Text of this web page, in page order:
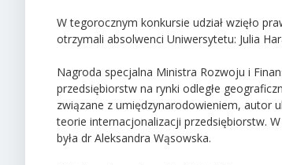
W tegorocznym konkursie udział wzięło
otrzymali absolwenci Uniwersytetu: Julia
Nagroda specjalna Ministra Rozwoju i
przedsiębiorstw na rynki odległe
związane z umiędzynarodowieniem, autor
teorie internacjonalizacji przedsiębiorstw.
była dr Aleksandra Wąsowska.